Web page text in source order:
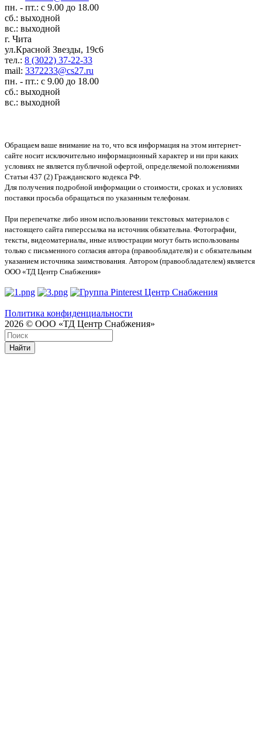
пн. - пт.: с 9.00 до 18.00
сб.: выходной
вс.: выходной
г. Чита
ул.Красной Звезды, 19с6
тел.: 8 (3022) 37-22-33
mail: 3372233@cs27.ru
пн. - пт.: с 9.00 до 18.00
сб.: выходной
вс.: выходной
Обращаем ваше внимание на то, что вся информация на этом интернет-
сайте носит исключительно информационный характер и ни при каких
условиях не является публичной офертой, определяемой положениями
Статьи 437 (2) Гражданского кодекса РФ.
Для получения подробной информации о стоимости, сроках и условиях
поставки просьба обращаться по указанным телефонам.
При перепечатке либо ином использовании текстовых материалов с
настоящего сайта гиперссылка на источник обязательна. Фотографии,
тексты, видеоматериалы, иные иллюстрации могут быть использованы
только с письменного согласия автора (правообладателя) и с обязательным
указанием источника заимствования. Автором (правообладателем) является
ООО «ТД Центр Снабжения»
Политика конфиденциальности
2026 © ООО «ТД Центр Снабжения»
Найти